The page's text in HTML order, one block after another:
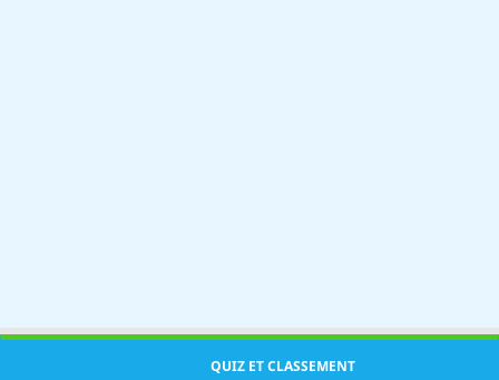
QUIZ ET CLASSEMENT